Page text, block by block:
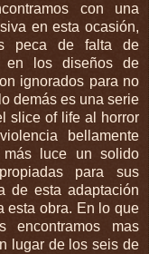
con una
en esta ocasión,
peca de falta de
en los diseños de
ignorados para no
demás es una serie
slice of life al horror
bellamente
más luce un solido
para sus
de esta adaptación
esta obra. En lo que
encontramos mas
lugar de los seis de